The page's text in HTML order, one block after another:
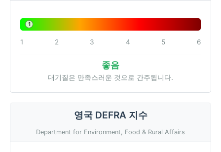
1
1 2 3 4 5 6
좋음
대기질은 만족스러운 것으로 간주됩니다.
영국 DEFRA 지수
Department for Environment, Food & Rural Affairs